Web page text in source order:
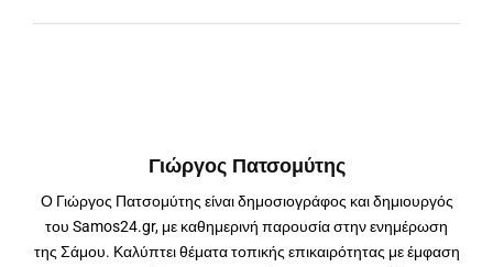
Γιώργος Πατσομύτης
Ο Γιώργος Πατσομύτης είναι δημοσιογράφος και δημιουργός
του Samos24.gr, με καθημερινή παρουσία στην ενημέρωση
της Σάμου. Καλύπτει θέματα τοπικής επικαιρότητας με έμφαση